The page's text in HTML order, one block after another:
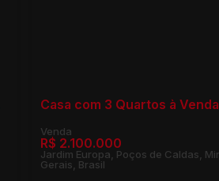
R$ 2.100.000
Jardim Europa, Poços de Caldas,
Gerais, Brasil